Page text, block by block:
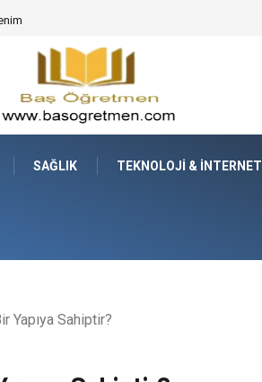
SAĞLIK TEKNOLOJI & İNTERNET
Yapıya Sahiptir?